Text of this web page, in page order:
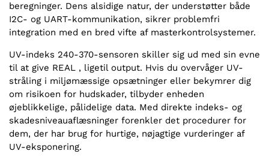
beregninger. Dens alsidige natur, der understøtter både
I2C- og UART-kommunikation, sikrer problemfri
integration med en bred vifte af masterkontrolsystemer.
UV-indeks 240-370-sensoren skiller sig ud med sin evne
til at give REAL , ligetil output. Hvis du overvåger UV-
stråling i miljømæssige opsætninger eller bekymrer dig
om risikoen for hudskader, tilbyder enheden
øjeblikkelige, pålidelige data. Med direkte indeks- og
skadesniveauaflæsninger forenkler det procedurer for
dem, der har brug for hurtige, nøjagtige vurderinger af
UV-eksponering.